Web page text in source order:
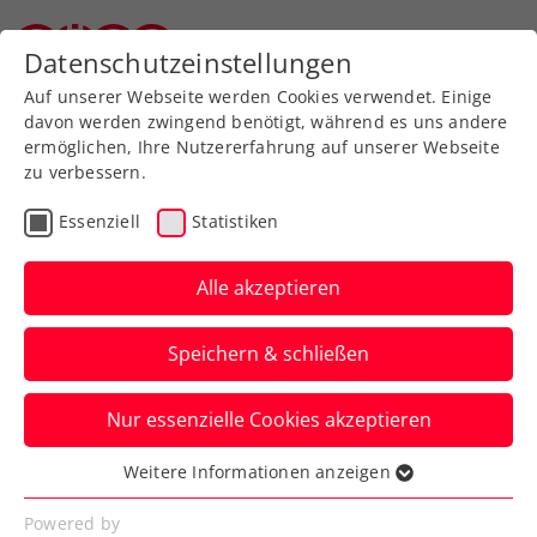
Zurück zur Newsübersicht
Ausbildung
Lobnig ist Botschafterin
der FE&MALE Sports
Conference 2025
Österreichs Rudersport-Ass tritt beim
Frauensportevent im Zuge des Upper
Datenschutzeinstellungen
Auf unserer Webseite werden Cookies verwendet. Einige
davon werden zwingend benötigt, während es uns andere
ermöglichen, Ihre Nutzererfahrung auf unserer Webseite
zu verbessern.
Essenziell Statistiken
Alle akzeptieren
Speichern & schließen
Nur essenzielle Cookies akzeptieren
Essenziell
Essenzielle Cookies werden für grundlegende
Weitere Informationen anzeigen
Powered by